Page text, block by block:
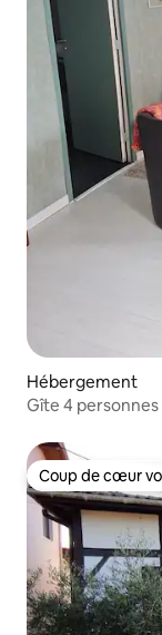
Hébergement
Gîte 4
Coup de cœur
Coup de cœur